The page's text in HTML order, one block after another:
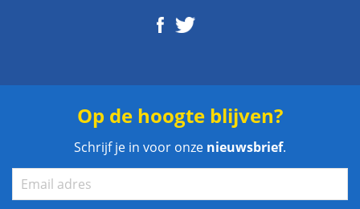
Op de hoogte blijven?
Schrijf je in voor onze nieuwsbrief.